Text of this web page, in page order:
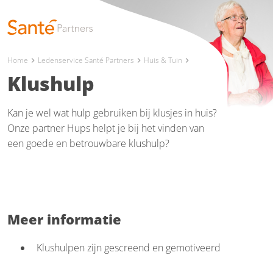
Home chevron_right Ledenservice Santé Partners chevron_right Huis & Tuin chevron_right
Klushulp
Kan je wel wat hulp gebruiken bij klusjes in huis?
Onze partner Hups helpt je bij het vinden van
een goede en betrouwbare klushulp?
Meer informatie
Klushulpen zijn gescreend en gemotiveerd